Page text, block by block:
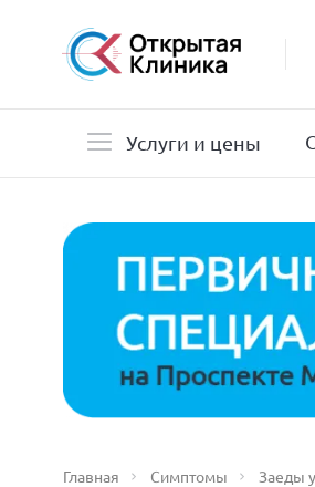
Услуги и цены
Главная Симптомы Заеды